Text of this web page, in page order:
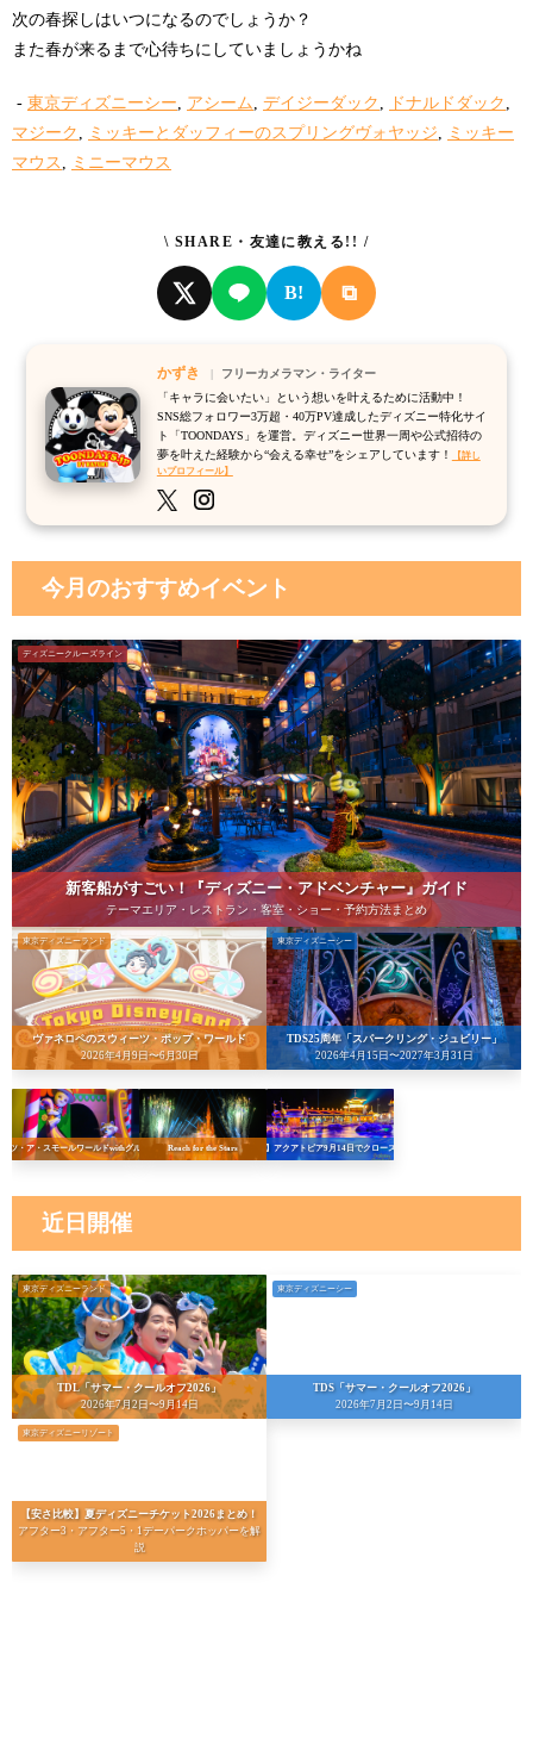
次の春探しはいつになるのでしょうか？
また春が来るまで心待ちにしていましょうかね
- 東京ディズニーシー アシーム デイジーダック ドナルドダック
マジーク
ミッキーとダッフィーのスプリングヴォヤッジ
ミッキー
マウス
ミニーマウス
\ SHARE・友達に教える!! /
B! ⧉
かずき
フリーカメラマン・ライター
「キャラに会いたい」という想いを叶えるために活動中！
SNS総フォロワー3万超・40万PV達成したディズニー特化サイ
ト「TOONDAYS」を運営。ディズニー世界一周や公式招待の
夢を叶えた経験から“会える幸せ”をシェアしています！
【詳し
いプロフィール】
今月のおすすめイベント
ディズニークルーズライン
新客船がすごい！『ディズニー・アドベンチャー』ガイド
テーマエリア・レストラン・客室・ショー・予約方法まとめ
東京ディズニーランド
ヴァネロペのスウィーツ・ポップ・ワールド
2026年4月9日〜6月30日
東京ディズニーシー
TDS25周年「スパークリング・ジュビリー」
2026年4月15日〜2027年3月31日
ッツ・ア・スモールワールドwithグルート Reach for the Stars 【悲報】アクアトピア9月14日でクローズへ…！
近日開催
東京ディズニーランド
TDL「サマー・クールオフ2026」
2026年7月2日〜9月14日
東京ディズニーシー
TDS「サマー・クールオフ2026」
2026年7月2日〜9月14日
東京ディズニーリゾート
【安さ比較】夏ディズニーチケット2026まとめ！
アフター3・アフター5・1デーパークホッパーを解
説